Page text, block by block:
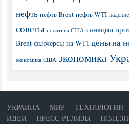
нефть нефть Brent нефть WTI
советы политика США санкции
Brent фьючерсы на WTI цены на
экономика США экономика
УКРАИНА МИР ТЕХНОЛОГИИ
ИДЕИ
ПРЕСС-РЕЛИЗЫ